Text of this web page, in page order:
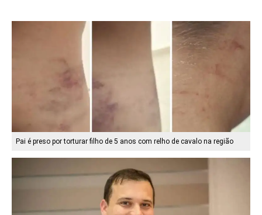
Pai é preso por torturar filho de 5 anos com relho de cavalo na região